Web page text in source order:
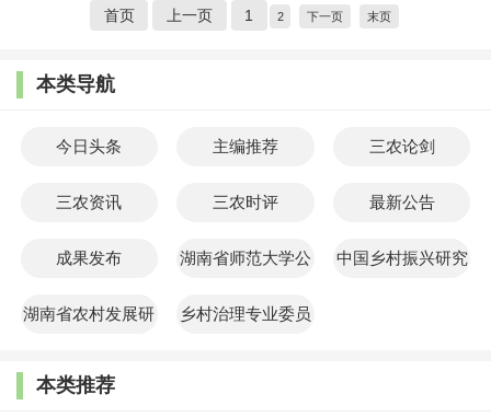
首页 上一页 1 2 下一页 末页
本类导航
今日头条 主编推荐 三农论剑
三农资讯 三农时评 最新公告
成果发布 湖南省师范大学公 中国乡村振兴研究
湖南省农村发展研
乡村治理专业委员
本类推荐